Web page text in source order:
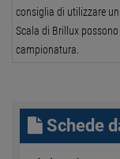
consiglia di utilizzare
Scala di Brillux
campionatura.
Schede